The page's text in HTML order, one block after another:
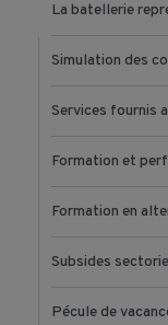
La batellerie
Simulation des
Services fournis
Formation et
Formation en
Pécule de